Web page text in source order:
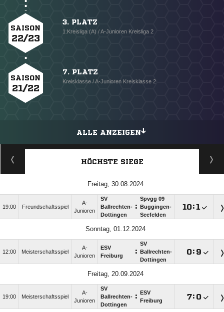
SAISON
22/23
3. PLATZ
1.Kreisliga (A) / A-Junioren Kreisliga 2
SAISON
21/22
7. PLATZ
Kreisklasse / A-Junioren Kreisklasse 2
ALLE ANZEIGEN
HÖCHSTE SIEGE
Freitag, 30.08.2024
19:00 Freundschaftsspiel
A-
Junioren
SV
Ballrechten-
Dottingen
:
Spvgg 09
Buggingen-
Seefelden
:
Sonntag, 01.12.2024
12:00 Meisterschaftsspiel
A-
Junioren
ESV
Freiburg
:
SV
Ballrechten-
Dottingen
: 
Freitag, 20.09.2024
19:00 Meisterschaftsspiel
A-
Junioren
SV
Ballrechten-
Dottingen
:
ESV
Freiburg
: 